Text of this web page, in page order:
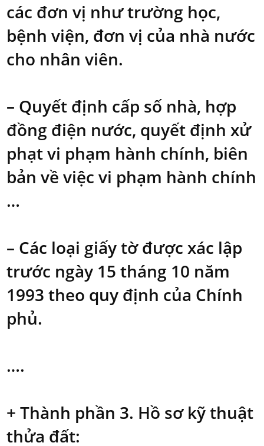
các đơn vị như trường học,
bệnh viện, đơn vị của nhà nước
cho nhân viên.
– Quyết định cấp số nhà, hợp
đồng điện nước, quyết định xử
phạt vi phạm hành chính, biên
bản về việc vi phạm hành chính
…
– Các loại giấy tờ được xác lập
trước ngày 15 tháng 10 năm
1993 theo quy định của Chính
phủ.
….
+ Thành phần 3. Hồ sơ kỹ thuật
thửa đất: